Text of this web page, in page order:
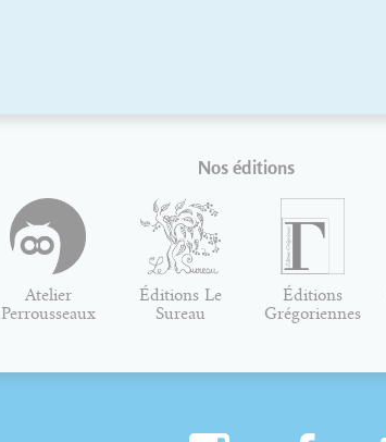
Nos éditions
Atelier
Perrousseaux
Éditions Le
Sureau
Éditions
Grégoriennes